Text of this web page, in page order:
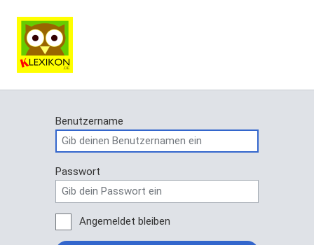
Benutzername
Passwort
Angemeldet bleiben